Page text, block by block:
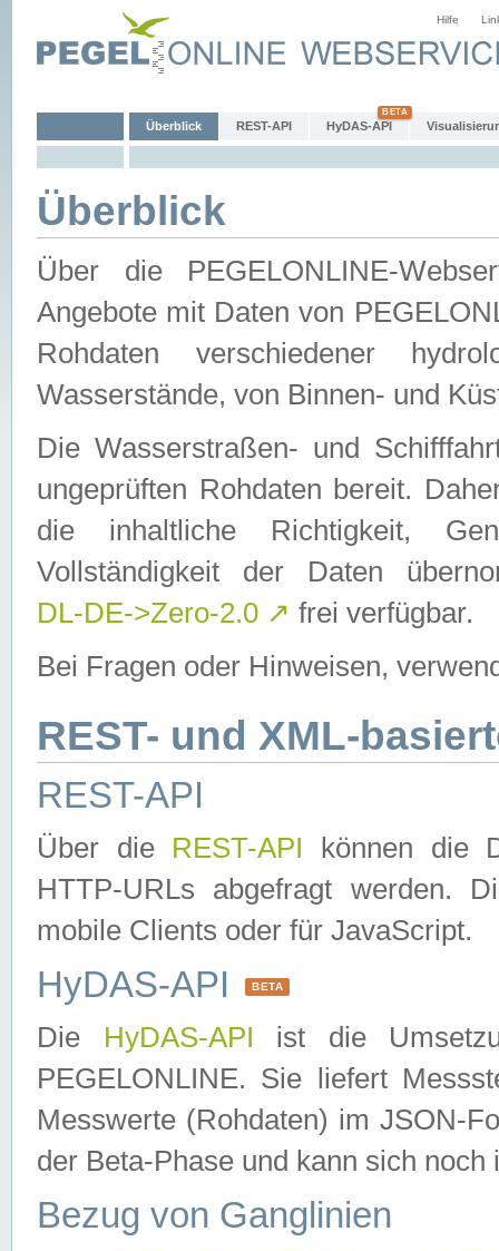
Hilfe
Überblick REST-API HyDAS-API
Überblick
Über die PEGELONLINE-
Angebote mit Daten von
Rohdaten verschiedener
Wasserstände, von Binnen- und
Die Wasserstraßen- und
ungeprüften Rohdaten bereit.
die inhaltliche Richtigkeit,
Vollständigkeit der Daten
DL-DE->Zero-2.0 ↗ frei verfügbar.
Bei Fragen oder Hinweisen,
REST- und XML-
REST-API
Über die REST-API können die
HTTP-URLs abgefragt werden.
mobile Clients oder für JavaScript.
HyDAS-API BETA
Die HyDAS-API ist die
PEGELONLINE. Sie liefert
Messwerte (Rohdaten) im JSON-
der Beta-Phase und kann sich noch
Bezug von Ganglinien